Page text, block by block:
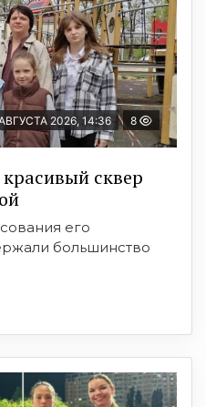
2026, 14:36 8
сквер
его
большинство